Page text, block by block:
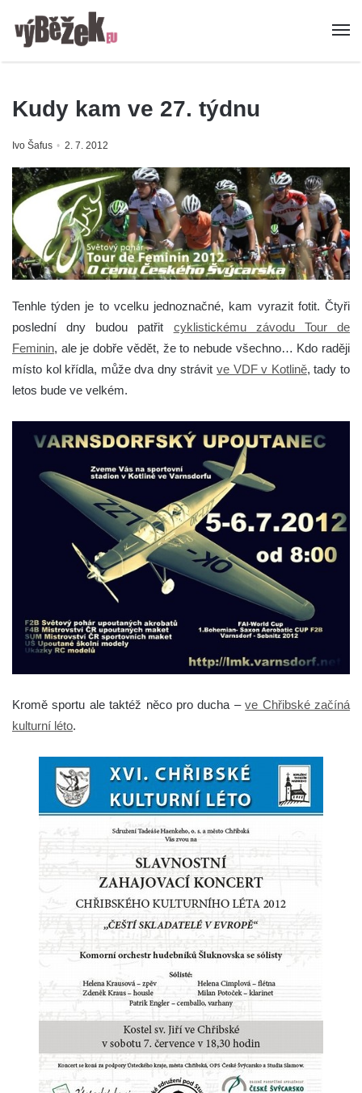
Kudy kam ve 27. týdnu
Ivo Šafus 2. 7. 2012
Tenhle týden je to vcelku jednoznačné, kam vyrazit fotit. Čtyři
poslední dny budou patřit cyklistickému závodu Tour de
Feminin, ale je dobře vědět, že to nebude všechno… Kdo raději
místo kol křídla, může dva dny strávitve VDF v Kotlině, tady to
letos bude ve velkém.
Kromě sportu ale taktéž něco pro ducha –ve Chřibské začíná
kulturní léto.